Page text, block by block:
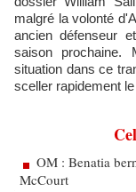
malgré la volonté
ancien défenseur
saison prochaine.
situation dans ce
sceller rapidement
OM : Benatia
McCourt